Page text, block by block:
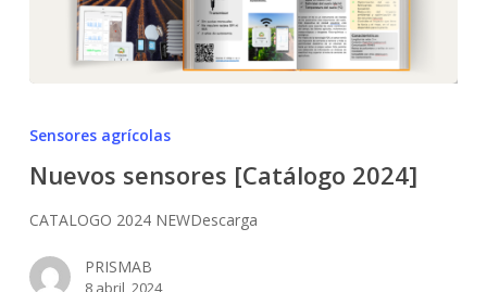
2024]
Sensores agrícolas
Nuevos sensores [Catálogo 2024]
CATALOGO 2024 NEWDescarga
PRISMAB
8 abril, 2024